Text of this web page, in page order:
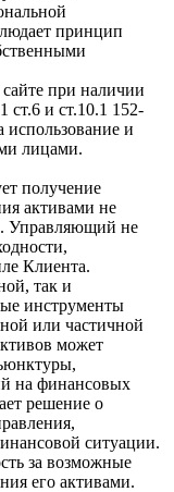
принцип
при наличии
ст.6 и ст.10.1 152-
и
лицами.
получение
активами не
Управляющий не
Клиента.
так и
инструменты
или частичной
может
на финансовых
решение о
ситуации.
за возможные
его активами.